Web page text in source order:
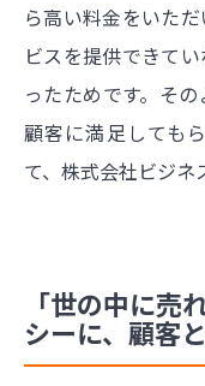
ら高い料金をいた
ビスを提供できて
ったためです。そ
顧客に満足しても
て、株式会社ビジネ
「世の中に売
シーに、顧客